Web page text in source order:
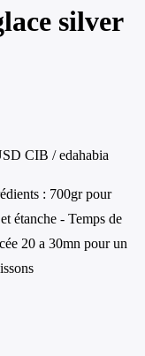
silver
CIB / edahabia
: 700gr pour
étanche - Temps de
20 a 30mn pour un